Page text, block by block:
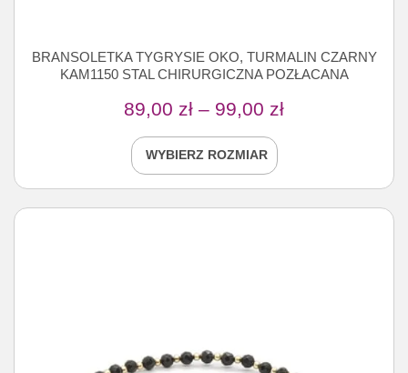
BRANSOLETKA TYGRYSIE OKO, TURMALIN CZARNY
KAM1150 STAL CHIRURGICZNA POZŁACANA
89,00 zł – 99,00 zł
WYBIERZ ROZMIAR